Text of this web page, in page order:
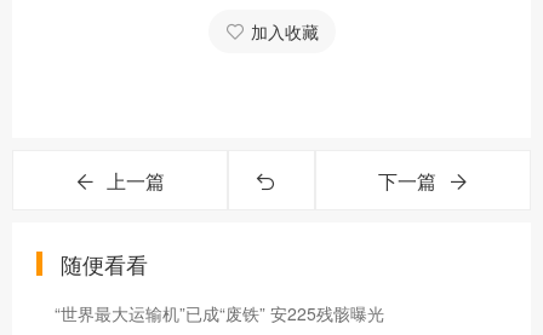
加入收藏
上一篇 下一篇
随便看看
“世界最大运输机”已成“废铁” 安225残骸曝光